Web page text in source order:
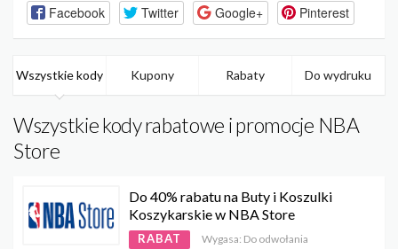
Facebook Twitter Google+ Pinterest
Wszystkie kody Kupony Rabaty Do wydruku
Wszystkie kody rabatowe i promocje NBA
Store
Do 40% rabatu na Buty i Koszulki
Koszykarskie w NBA Store
RABAT Wygasa: Do odwołania